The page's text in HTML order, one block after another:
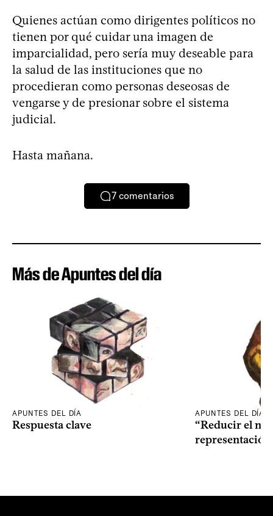
Quienes actúan como dirigentes políticos no
tienen por qué cuidar una imagen de
imparcialidad, pero sería muy deseable para
la salud de las instituciones que no
procedieran como personas deseosas de
vengarse y de presionar sobre el sistema
judicial.
Hasta mañana.
7 comentarios
Más de Apuntes del día
APUNTES DEL DÍA
Respuesta clave
APUNTES DEL DÍA
“Reducir el